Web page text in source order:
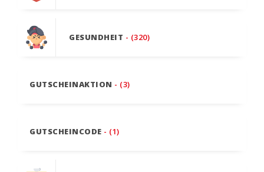
GESUNDHEIT - (320)
GUTSCHEINAKTION - (3)
GUTSCHEINCODE - (1)